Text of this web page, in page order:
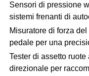
Sensori di pressione
sistemi frenanti di
Misuratore di forza
pedale per una
Tester di assetto
direzionale per